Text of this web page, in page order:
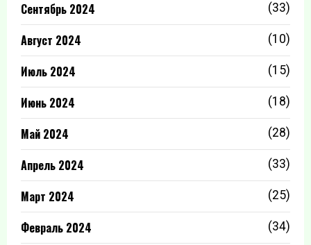
Сентябрь 2024 (33)
Август 2024 (10)
Июль 2024 (15)
Июнь 2024 (18)
Май 2024 (28)
Апрель 2024 (33)
Март 2024 (25)
Февраль 2024 (34)